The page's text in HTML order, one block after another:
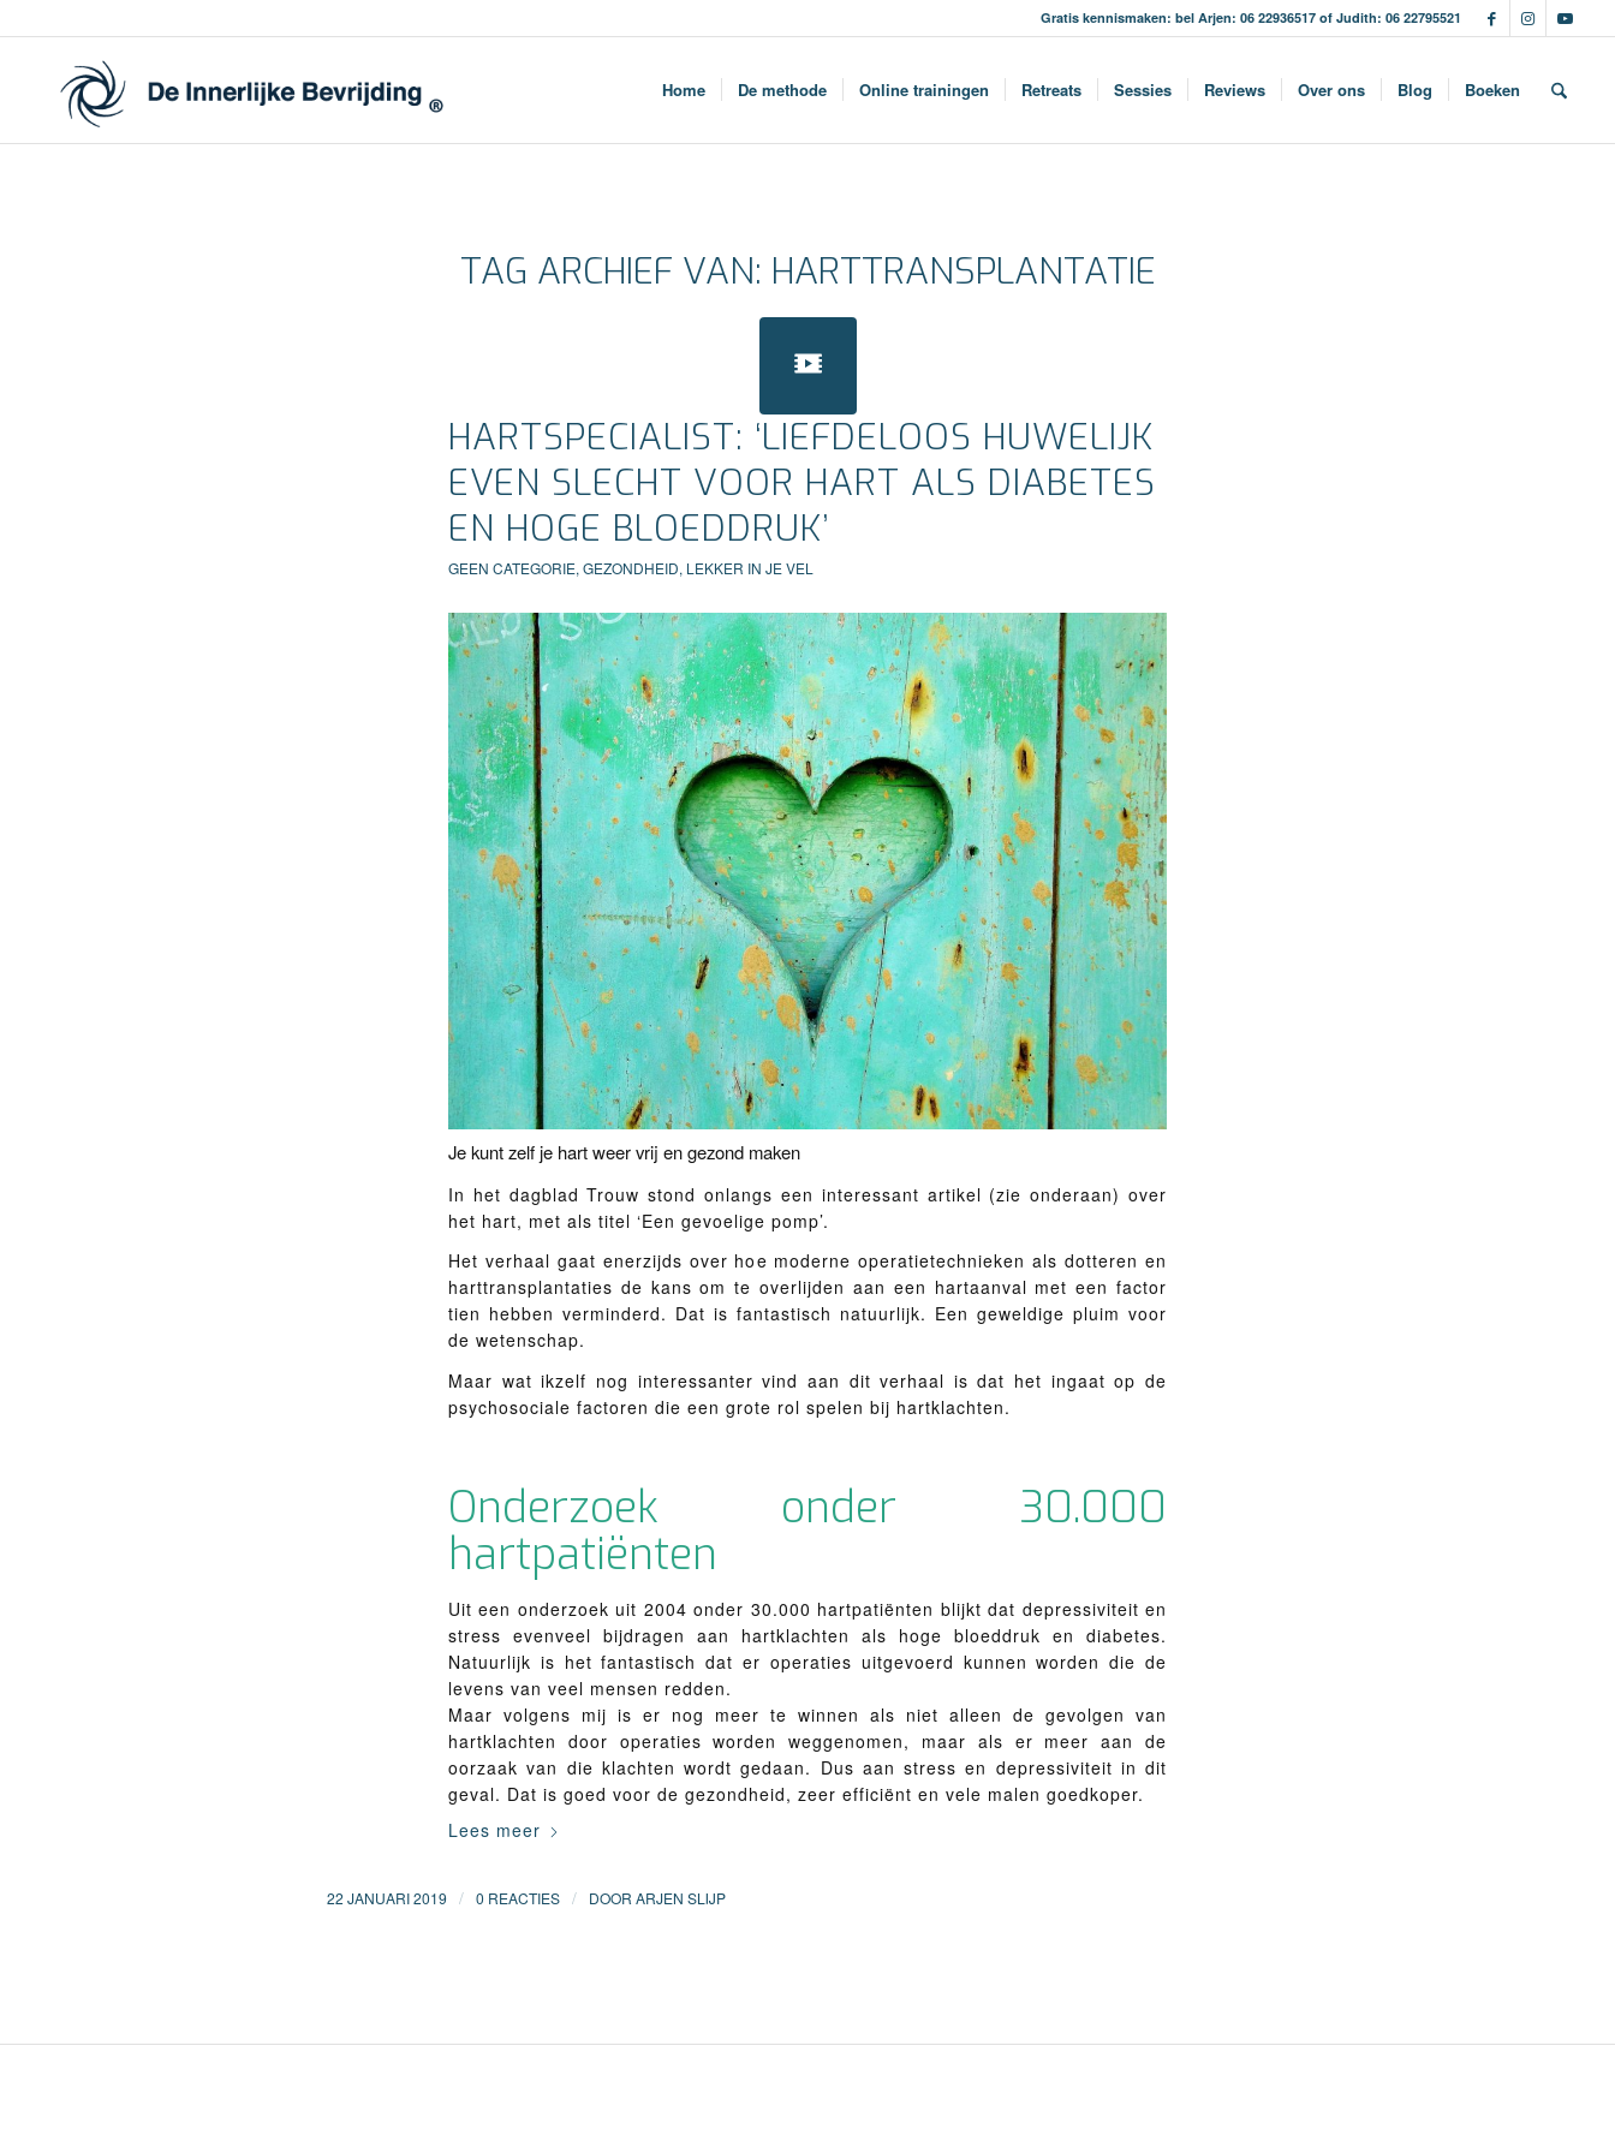
Gratis kennismaken: bel Arjen: 06 22936517 of Judith: 06 22795521
Home De methode Online trainingen Retreats Sessies Reviews Over ons Blog Boeken
TAG ARCHIEF VAN: HARTTRANSPLANTATIE
HARTSPECIALIST: ‘LIEFDELOOS HUWELIJK
EVEN SLECHT VOOR HART ALS DIABETES
EN HOGE BLOEDDRUK’
GEEN CATEGORIE, GEZONDHEID, LEKKER IN JE VEL
Je kunt zelf je hart weer vrij en gezond maken
In het dagblad Trouw stond onlangs een interessant artikel (zie onderaan) over
het hart, met als titel ‘Een gevoelige pomp’.
Het verhaal gaat enerzijds over hoe moderne operatietechnieken als dotteren en
harttransplantaties de kans om te overlijden aan een hartaanval met een factor
tien hebben verminderd. Dat is fantastisch natuurlijk. Een geweldige pluim voor
de wetenschap.
Maar wat ikzelf nog interessanter vind aan dit verhaal is dat het ingaat op de
psychosociale factoren die een grote rol spelen bij hartklachten.
Onderzoek onder 30.000
hartpatiënten
Uit een onderzoek uit 2004 onder 30.000 hartpatiënten blijkt dat depressiviteit en
stress evenveel bijdragen aan hartklachten als hoge bloeddruk en diabetes.
Natuurlijk is het fantastisch dat er operaties uitgevoerd kunnen worden die de
levens van veel mensen redden.
Maar volgens mij is er nog meer te winnen als niet alleen de gevolgen van
hartklachten door operaties worden weggenomen, maar als er meer aan de
oorzaak van die klachten wordt gedaan. Dus aan stress en depressiviteit in dit
geval. Dat is goed voor de gezondheid, zeer efficiënt en vele malen goedkoper.
Lees meer
22 JANUARI 2019 / 0 REACTIES / DOOR ARJEN SLIJP